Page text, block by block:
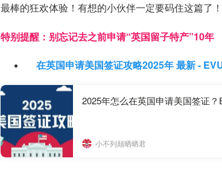
最棒的狂欢体验！有想的小伙伴一定要码住这篇了！
特别提醒：别忘记去之前申请“英国留子特产”10年
在英国申请美国签证攻略2025年 最新 -
2025年怎么在英国申请美国签证
小不列颠晒晒君